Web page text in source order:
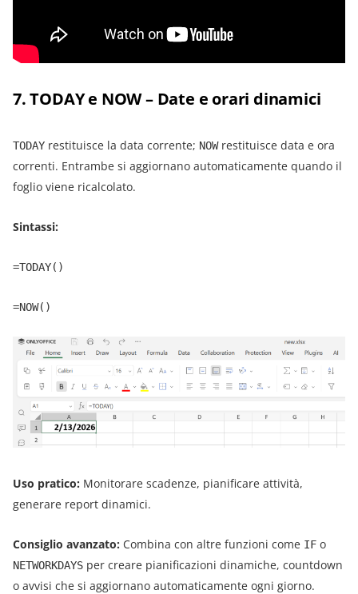
7. TODAY e NOW – Date e orari dinamici
TODAY restituisce la data corrente; NOWrestituisce data e ora
correnti. Entrambe si aggiornano automaticamente quando il
foglio viene ricalcolato.
Sintassi:
=TODAY()
=NOW()
Uso pratico: Monitorare scadenze, pianificare attività,
generare report dinamici.
Consiglio avanzato: Combina con altre funzioni come IF o
NETWORKDAYS per creare pianificazioni dinamiche, countdown
o avvisi che si aggiornano automaticamente ogni giorno.